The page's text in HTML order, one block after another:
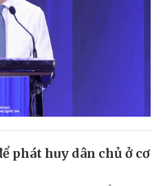
phát huy dân chủ ở cơ